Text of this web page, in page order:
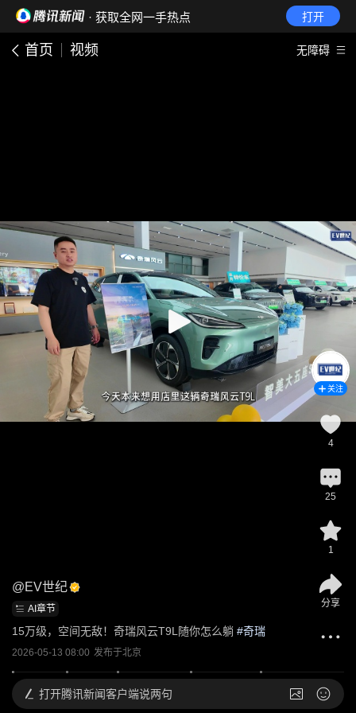
· 获取全网一手热点 打开
首页 视频 无障碍
@EV世纪
AI章节
15万级，空间无敌！奇瑞风云T9L随你怎么躺 #奇瑞
2026-05-13 08:00 发布于北京
关注
4
25
1
分享
打开腾讯新闻客户端说两句